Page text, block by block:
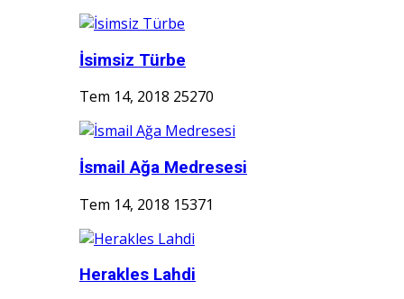
İsimsiz Türbe
Tem 14, 2018 25270
İsmail Ağa Medresesi
Tem 14, 2018 15371
Herakles Lahdi